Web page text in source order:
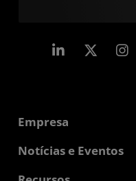
Linkedin
Empresa
Sobre a AMD
Notícias e Eventos
Sala de Imprensa